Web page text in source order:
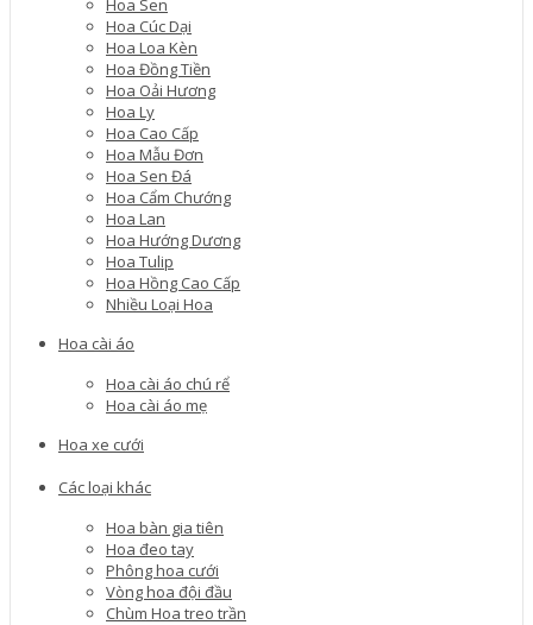
Hoa Sen
Hoa Cúc Dại
Hoa Loa Kèn
Hoa Đồng Tiền
Hoa Oải Hương
Hoa Ly
Hoa Cao Cấp
Hoa Mẫu Đơn
Hoa Sen Đá
Hoa Cẩm Chướng
Hoa Lan
Hoa Hướng Dương
Hoa Tulip
Hoa Hồng Cao Cấp
Nhiều Loại Hoa
Hoa cài áo
Hoa cài áo chú rể
Hoa cài áo mẹ
Hoa xe cưới
Các loại khác
Hoa bàn gia tiên
Hoa đeo tay
Phông hoa cưới
Vòng hoa đội đầu
Chùm Hoa treo trần